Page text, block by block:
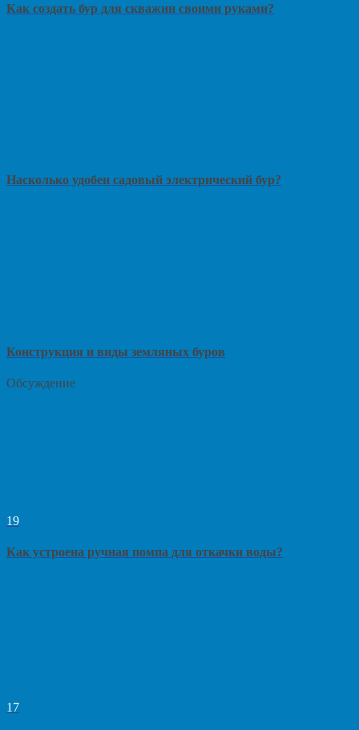
Как создать бур для скважин своими руками?
Насколько удобен садовый электрический бур?
Конструкция и виды земляных буров
Обсуждение
19
Как устроена ручная помпа для откачки воды?
17